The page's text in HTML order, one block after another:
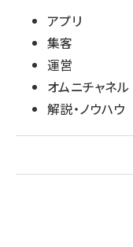
アプリ
集客
運営
オムニチャネル
解説・ノウハウ